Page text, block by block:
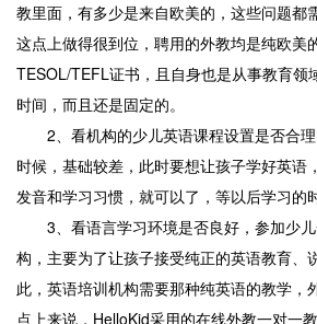
教里面，有多少是来自欧美的，这些问题都
这点上做得很到位，聘用的外教均是纯欧美
TESOL/TEFL证书，且自身也是从事教育领
时间，而且还是固定的。
2、看机构的少儿英语课程设置是否合理
时候，基础较差，此时要想让孩子学好英语
发音和学习习惯，就可以了，等以后学习的
3、看语言学习环境是否良好，参加少儿
构，主要为了让孩子接受纯正的英语教育、
此，英语培训机构需要那种纯英语的教学，
点上来说，HelloKid采用的在线外教一对一